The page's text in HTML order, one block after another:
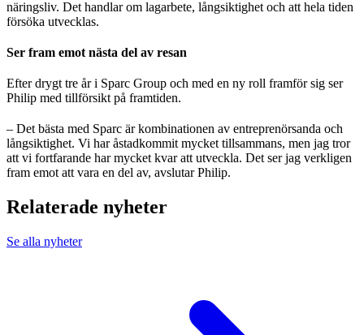
näringsliv. Det handlar om lagarbete, långsiktighet och att hela tiden
försöka utvecklas.
Ser fram emot nästa del av resan
Efter drygt tre år i Sparc Group och med en ny roll framför sig ser
Philip med tillförsikt på framtiden.
– Det bästa med Sparc är kombinationen av entreprenörsanda och
långsiktighet. Vi har åstadkommit mycket tillsammans, men jag tror
att vi fortfarande har mycket kvar att utveckla. Det ser jag verkligen
fram emot att vara en del av, avslutar Philip.
Relaterade nyheter
Se alla nyheter